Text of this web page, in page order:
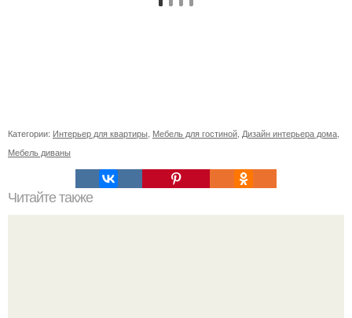
Категории: Интерьер для квартиры, Мебель для гостиной, Дизайн интерьера дома,
Мебель диваны
Читайте также